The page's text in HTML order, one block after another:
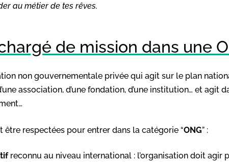
au métier de tes rêves.
de mission dans une
non gouvernementale privée qui agit sur le plan
association, d’une fondation, d’une institution… et agit
respectées pour entrer dans la catégorie “ONG” :
reconnu au niveau international : l’organisation doit agir